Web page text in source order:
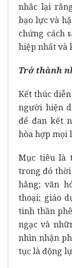
nhắc lại
bạo lực và
chứng cách
hiệp nhất và
Trở thành
Kết thúc
người hiện
để đan kết
hòa hợp mọi
Mục tiêu là
trong đó
hằng; văn
thoại; giáo
tinh thần
ngạc và
nhìn nhận
tục là động